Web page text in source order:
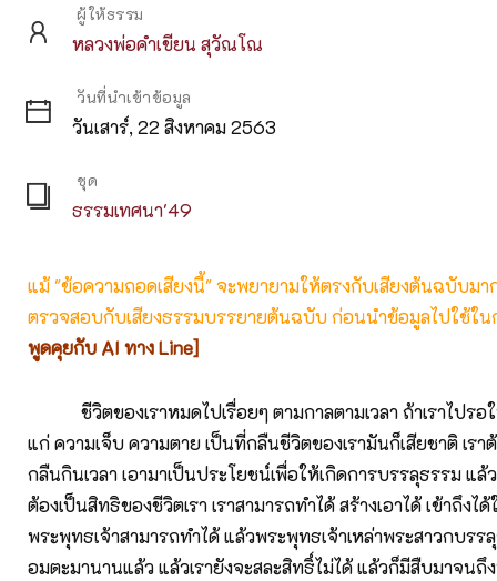
ผู้ให้ธรรม
หลวงพ่อคำเขียน สุวัณโณ
วันที่นำเข้าข้อมูล
วันเสาร์, 22 สิงหาคม 2563
ชุด
ธรรมเทศนา'49
แม้ "ข้อความถอดเสียงนี้" จะพยายามให้ตรงกับเสียงต้นฉบับม
ตรวจสอบกับเสียงธรรมบรรยายต้นฉบับ ก่อนนำข้อมูลไปใช้ใน
พูดคุยกับ AI ทาง Line]
ชีวิตของเราหมดไปเรื่อยๆ ตามกาลตามเวลา ถ้าเราไปรอ
แก่ ความเจ็บ ความตาย เป็นที่กลืนชีวิตของเรามันก็เสียชาติ เร
กลืนกินเวลา เอามาเป็นประโยชน์เพื่อให้เกิดการบรรลุธรรม แ
ต้องเป็นสิทธิของชีวิตเรา เราสามารถทำได้ สร้างเอาได้ เข้าถึงไ
พระพุทธเจ้าสามารถทำได้ แล้วพระพุทธเจ้าเหล่าพระสาวกบรร
อมตะมานานแล้ว แล้วเรายังจะสละสิทธิ์ไม่ได้ แล้วก็มีสืบมาจน